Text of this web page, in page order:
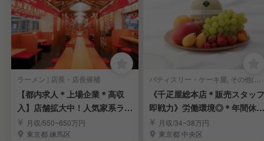
ラーメン | 店長・店長候補
【都内求人＊上場企業＊高収
入】店舗拡大中！人気家系ラー
メン「町田商店」
月収/550~650万円
東京都 練馬区
パティスリー・ケーキ屋, その他(料理ジャンル) | 店長・店長候補
《千疋屋総本店＊販売スタッフ
即戦力》労働環境◎＊年間休1
15日＊賞与年3回
月収/34~38万円
東京都 中央区